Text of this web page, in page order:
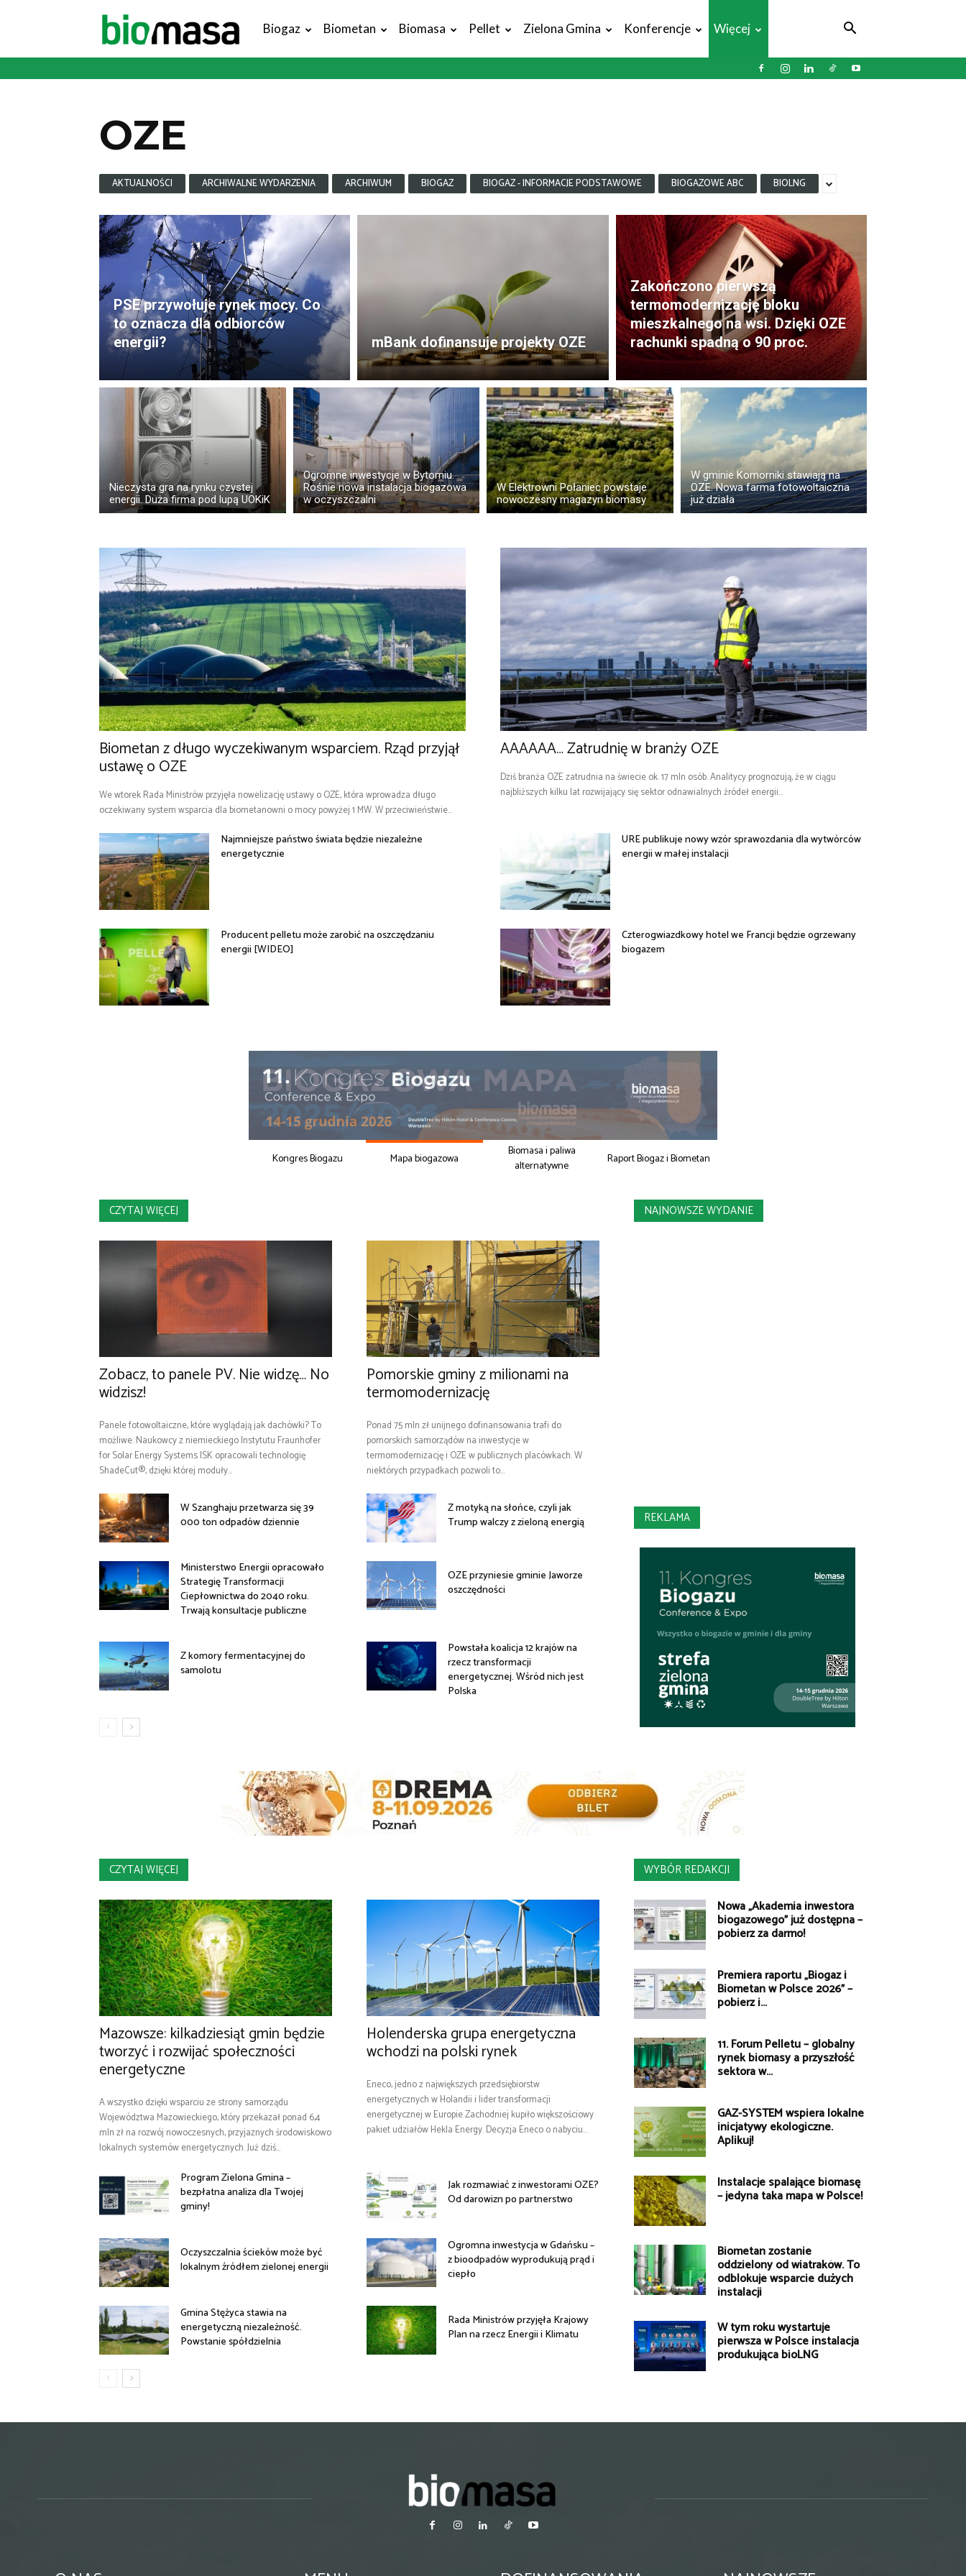
Magazyn
Biogaz Biometan Biomasa Pellet Zielona Gmina Konferencje Więcej
OZE
AKTUALNOŚCI ARCHIWALNE WYDARZENIA ARCHIWUM BIOGAZ BIOGAZ - INFORMACJE PODSTAWOWE BIOGAZOWE ABC BIOLNG
PSE przywołuje rynek mocy. Co
to oznacza dla odbiorców
energii?
mBank dofinansuje projekty OZE
Zakończono pierwszą
termomodernizację bloku
mieszkalnego na wsi. Dzięki OZE
rachunki spadną o 90 proc.
Nieczysta gra na rynku czystej
energii. Duża firma pod lupą UOKiK
Ogromne inwestycje w Bytomiu.
Rośnie nowa instalacja biogazowa
w oczyszczalni
W Elektrowni Połaniec powstaje
nowoczesny magazyn biomasy
W gminie Komorniki stawiają na
OZE. Nowa farma fotowoltaiczna
już działa
Biometan z długo wyczekiwanym wsparciem. Rząd przyjął
ustawę o OZE
We wtorek Rada Ministrów przyjęła nowelizację ustawy o OZE, która wprowadza długo
oczekiwany system wsparcia dla biometanowni o mocy powyżej 1 MW. W przeciwieństwie...
AAAAAA… Zatrudnię w branży OZE
Dziś branża OZE zatrudnia na świecie ok. 17 mln osób. Analitycy prognozują, że w ciągu
najbliższych kilku lat rozwijający się sektor odnawialnych źródeł energii...
Najmniejsze państwo świata będzie niezależne
energetycznie
URE publikuje nowy wzór sprawozdania dla wytwórców
energii w małej instalacji
Producent pelletu może zarobić na oszczędzaniu
energii [WIDEO]
Czterogwiazdkowy hotel we Francji będzie ogrzewany
biogazem
Kongres Biogazu Mapa biogazowa
Biomasa i paliwa
alternatywne
Raport Biogaz i Biometan
CZYTAJ WIĘCEJ
Zobacz, to panele PV. Nie widzę… No
widzisz!
Panele fotowoltaiczne, które wyglądają jak dachówki? To
możliwe. Naukowcy z niemieckiego Instytutu Fraunhofer
for Solar Energy Systems ISK opracowali technologię
ShadeCut®, dzięki której moduły...
Pomorskie gminy z milionami na
termomodernizację
Ponad 75 mln zł unijnego dofinansowania trafi do
pomorskich samorządów na inwestycje w
termomodernizację i OZE w publicznych placówkach. W
niektórych przypadkach pozwoli to...
W Szanghaju przetwarza się 39
000 ton odpadów dziennie
Z motyką na słońce, czyli jak
Trump walczy z zieloną energią
Ministerstwo Energii opracowało
Strategię Transformacji
Ciepłownictwa do 2040 roku.
Trwają konsultacje publiczne
OZE przyniesie gminie Jaworze
oszczędności
Z komory fermentacyjnej do
samolotu
Powstała koalicja 12 krajów na
rzecz transformacji
energetycznej. Wśród nich jest
Polska
NAJNOWSZE WYDANIE
REKLAMA
CZYTAJ WIĘCEJ
Mazowsze: kilkadziesiąt gmin będzie
tworzyć i rozwijać społeczności
energetyczne
A wszystko dzięki wsparciu ze strony samorządu
Województwa Mazowieckiego, który przekazał ponad 6,4
mln zł na rozwój nowoczesnych, przyjaznych środowiskowo
lokalnych systemów energetycznych. Już dziś...
Holenderska grupa energetyczna
wchodzi na polski rynek
Eneco, jedno z największych przedsiębiorstw
energetycznych w Holandii i lider transformacji
energetycznej w Europie Zachodniej kupiło większościowy
pakiet udziałów Hekla Energy. Decyzja Eneco o nabyciu...
Program Zielona Gmina –
bezpłatna analiza dla Twojej
gminy!
Jak rozmawiać z inwestorami OZE?
Od darowizn po partnerstwo
Oczyszczalnia ścieków może być
lokalnym źródłem zielonej energii
Ogromna inwestycja w Gdańsku –
z bioodpadów wyprodukują prąd i
ciepło
Gmina Stężyca stawia na
energetyczną niezależność.
Powstanie spółdzielnia
Rada Ministrów przyjęła Krajowy
Plan na rzecz Energii i Klimatu
WYBÓR REDAKCJI
Nowa „Akademia inwestora
biogazowego” już dostępna –
pobierz za darmo!
Premiera raportu „Biogaz i
Biometan w Polsce 2026” –
pobierz i...
11. Forum Pelletu – globalny
rynek biomasy a przyszłość
sektora w...
GAZ-SYSTEM wspiera lokalne
inicjatywy ekologiczne.
Aplikuj!
Instalacje spalające biomasę
– jedyna taka mapa w Polsce!
Biometan zostanie
oddzielony od wiatraków. To
odblokuje wsparcie dużych
instalacji
W tym roku wystartuje
pierwsza w Polsce instalacja
produkująca bioLNG